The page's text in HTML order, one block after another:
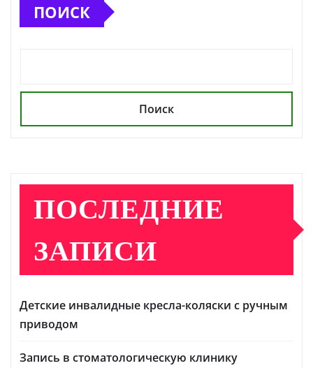
ПОИСК
Поиск
ПОСЛЕДНИЕ
ЗАПИСИ
Детские инвалидные кресла-коляски с ручным
приводом
Запись в стоматологическую клинику